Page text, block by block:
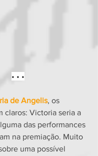
• • •
de Angelis, os
claros: Victoria seria a
das performances
na premiação. Muito
uma possível